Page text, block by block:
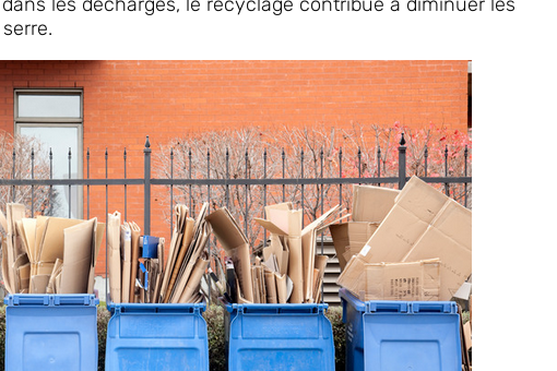
les décharges, le recyclage contribue à diminuer les